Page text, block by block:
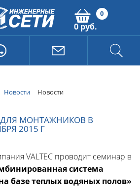
0
0 руб.
Новости Новости
ДЛЯ МОНТАЖНИКОВ В
2015 Г
VALTEC проводит семинар в
система
базе теплых водяных полов»